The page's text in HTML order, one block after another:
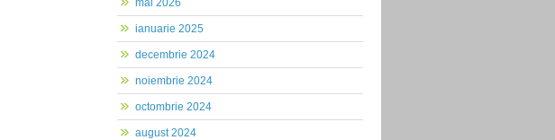
mai 2026
ianuarie 2025
decembrie 2024
noiembrie 2024
octombrie 2024
august 2024